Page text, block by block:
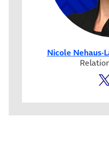
Nicole Nehaus-